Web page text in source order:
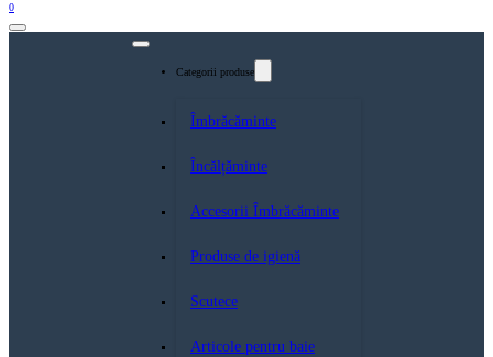
0
Categorii produse
Îmbrăcăminte
Încălțăminte
Accesorii Îmbrăcăminte
Produse de igienă
Scutece
Articole pentru baie